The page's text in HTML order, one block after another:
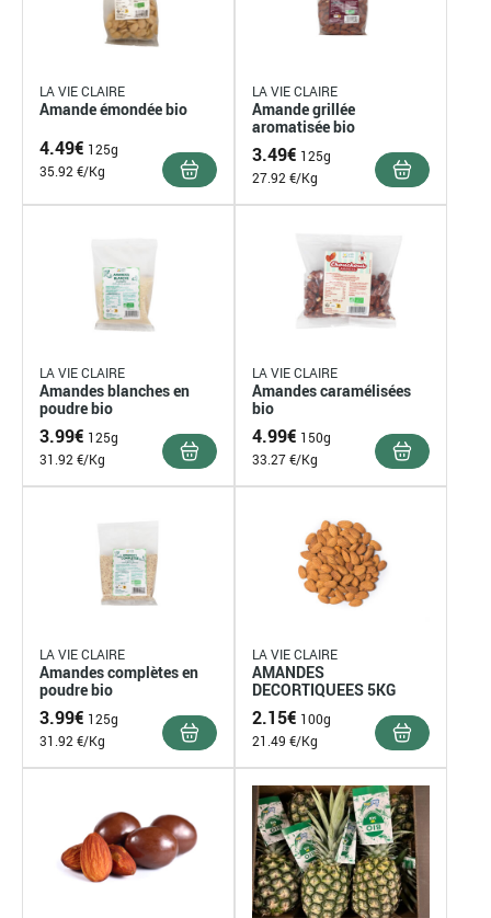
LA VIE CLAIRE
Amande émondée bio
4.49€ 125g
35.92 €/Kg
LA VIE CLAIRE
Amande grillée
aromatisée bio
3.49€ 125g
27.92 €/Kg
LA VIE CLAIRE
Amandes blanches en
poudre bio
3.99€ 125g
31.92 €/Kg
LA VIE CLAIRE
Amandes caramélisées
bio
4.99€ 150g
33.27 €/Kg
LA VIE CLAIRE
Amandes complètes en
poudre bio
3.99€ 125g
31.92 €/Kg
LA VIE CLAIRE
AMANDES
DECORTIQUEES 5KG
2.15€ 100g
21.49 €/Kg